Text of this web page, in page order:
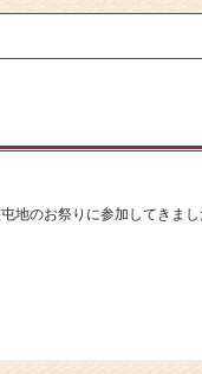
地のお祭りに参加してきま